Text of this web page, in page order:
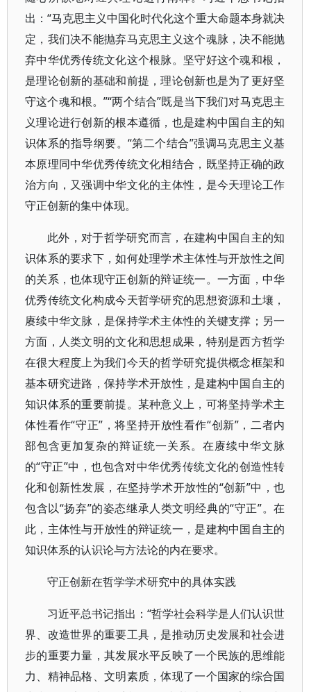
出：“马克思主义中国化时代化这个重大命题本身就决
定，我们决不能抛弃马克思主义这个魂脉，决不能抛
弃中华优秀传统文化这个根脉。坚守好这个魂和根，
是理论创新的基础和前提，理论创新也是为了更好坚
守这个魂和根。”“两个结合”既是当下我们对马克思主
义理论进行创新的根本遵循，也是建构中国自主的知
识体系的指导纲要。“第二个结合”强调马克思主义基
本原理同中华优秀传统文化相结合，既坚持正确的政
治方向，又强调中华文化的主体性，是今天理论工作
守正创新的集中体现。
此外，对于哲学研究而言，在建构中国自主的知
识体系的要求下，如何处理学术主体性与开放性之间
的关系，也体现守正创新的辩证统一。一方面，中华
优秀传统文化构成今天哲学研究的思想资源和土壤，
赓续中华文脉，是保持学术主体性的关键支撑；另一
方面，人类文明的文化和思想成果，特别是西方哲学
在很大程度上为我们今天的哲学研究提供概念框架和
基本研究进路，保持学术开放性，是建构中国自主的
知识体系的重要前提。某种意义上，可将坚持学术主
体性看作“守正”，将坚持开放性看作“创新”，二者内
部包含更加复杂的辩证统一关系。在赓续中华文脉
的“守正”中，也包含对中华优秀传统文化的创造性转
化和创新性发展，在坚持学术开放性的“创新”中，也
包含以“扬弃”的姿态继承人类文明经典的“守正”。在
此，主体性与开放性的辩证统一，是建构中国自主的
知识体系的认识论与方法论的内在要求。
守正创新在哲学学术研究中的具体实践
习近平总书记指出：“哲学社会科学是人们认识世
界、改造世界的重要工具，是推动历史发展和社会进
步的重要力量，其发展水平反映了一个民族的思维能
力、精神品格、文明素质，体现了一个国家的综合国